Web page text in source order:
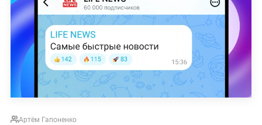
Артём Гапоненко